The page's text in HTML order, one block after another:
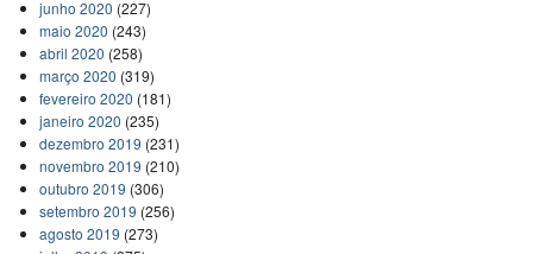
junho 2020 (227)
maio 2020 (243)
abril 2020 (258)
março 2020 (319)
fevereiro 2020 (181)
janeiro 2020 (235)
dezembro 2019 (231)
novembro 2019 (210)
outubro 2019 (306)
setembro 2019 (256)
agosto 2019 (273)